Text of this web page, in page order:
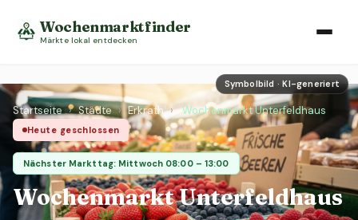
Wochenmarktfinder
Märkte lokal entdecken
Symbolbild · KI-generiert
Startseite › Städte › Erkrath › Wochenmarkt Unterfeldhaus
Heute geschlossen
Nächster Markttag: Mittwoch 08:00 – 13:00
Wochenmarkt Unterfeldhaus